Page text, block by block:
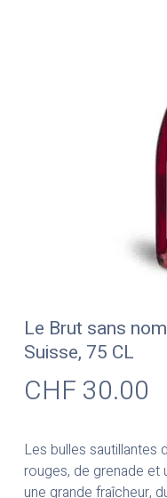
Le Brut sans
Suisse, 75 CL
CHF 30.00
Les bulles sautillantes
rouges, de grenade et
une grande fraîcheur,